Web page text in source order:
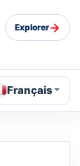
Explorer→
Français